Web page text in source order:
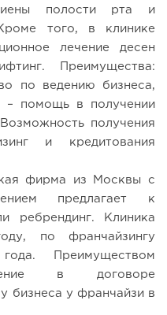
полости рта и
того, в клинике
лечение десен
Преимущества:
по ведению бизнеса,
– помощь в получении
получения
и кредитования
фирма из Москвы с
предлагает к
ребрендинг. Клиника
по франчайзингу
Преимуществом
в договоре
бизнеса у франчайзи в